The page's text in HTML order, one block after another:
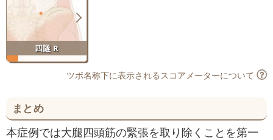
四隧 R
ツボ名称下に表示されるスコアメーターについて
まとめ
本症例では大腿四頭筋の緊張を取り除くことを第一